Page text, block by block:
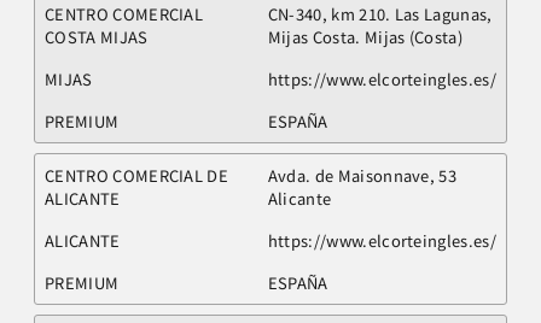
CENTRO COMERCIAL
COSTA MIJAS
CN-340, km 210. Las Lagunas,
Mijas Costa. Mijas (Costa)
MIJAS
https://www.elcorteingles.es/
PREMIUM
ESPAÑA
CENTRO COMERCIAL DE
ALICANTE
Avda. de Maisonnave, 53
Alicante
ALICANTE
https://www.elcorteingles.es/
PREMIUM
ESPAÑA